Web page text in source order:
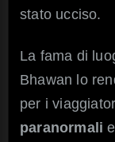
stato ucciso.
La fama di
Bhawan lo
per i
paranormali